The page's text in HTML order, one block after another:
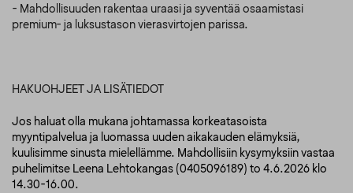
- Mahdollisuuden rakentaa uraasi ja syventää osaamistasi
premium- ja luksustason vierasvirtojen parissa.
HAKUOHJEET JA LISÄTIEDOT
Jos haluat olla mukana johtamassa korkeatasoista
myyntipalvelua ja luomassa uuden aikakauden elämyksiä,
kuulisimme sinusta mielellämme. Mahdollisiin kysymyksiin vastaa
puhelimitse Leena Lehtokangas (0405096189) to 4.6.2026 klo
14.30-16.00.